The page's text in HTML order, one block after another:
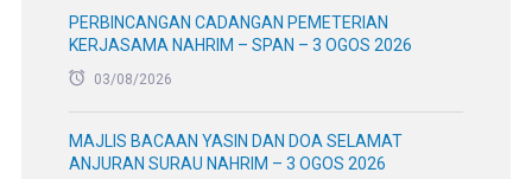
PERBINCANGAN CADANGAN PEMETERIAN
KERJASAMA NAHRIM – SPAN – 3 OGOS 2026
03/08/2026
MAJLIS BACAAN YASIN DAN DOA SELAMAT
ANJURAN SURAU NAHRIM – 3 OGOS 2026